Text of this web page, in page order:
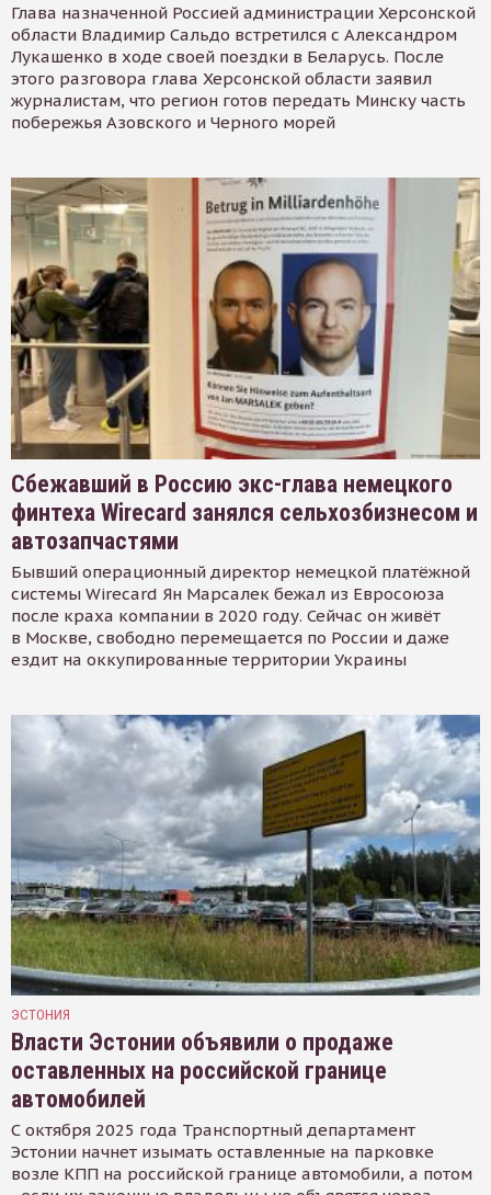
Глава назначенной Россией администрации Херсонской
области Владимир Сальдо встретился с Александром
Лукашенко в ходе своей поездки в Беларусь. После
этого разговора глава Херсонской области заявил
журналистам, что регион готов передать Минску часть
побережья Азовского и Черного морей
Сбежавший в Россию экс-глава немецкого
финтеха Wirecard занялся сельхозбизнесом и
автозапчастями
Бывший операционный директор немецкой платёжной
системы Wirecard Ян Марсалек бежал из Евросоюза
после краха компании в 2020 году. Сейчас он живёт
в Москве, свободно перемещается по России и даже
ездит на оккупированные территории Украины
ЭСТОНИЯ
Власти Эстонии объявили о продаже
оставленных на российской границе
автомобилей
С октября 2025 года Транспортный департамент
Эстонии начнет изымать оставленные на парковке
возле КПП на российской границе автомобили, а потом